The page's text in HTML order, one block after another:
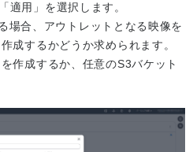
用」を選択します。
合、アウトレットとなる映像を
成するかどうか求められます。
作成するか、任意のS3バケット